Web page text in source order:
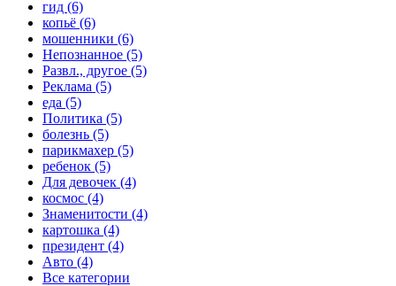
гид (6)
копьё (6)
мошенники (6)
Непознанное (5)
Развл., другое (5)
Реклама (5)
еда (5)
Политика (5)
болезнь (5)
парикмахер (5)
ребенок (5)
Для девочек (4)
космос (4)
Знаменитости (4)
картошка (4)
президент (4)
Авто (4)
Все категории